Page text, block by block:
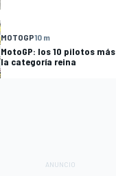
MOTOGP10 m
MotoGP: los 10 pilotos
la categoría reina